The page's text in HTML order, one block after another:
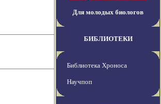
Для молодых биологов
БИБЛИОТЕКИ
Библиотека Хроноса
Научпоп